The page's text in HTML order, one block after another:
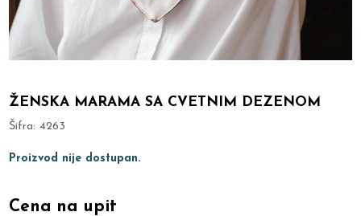
ŽENSKA MARAMA SA CVETNIM DEZENOM
Šifra:4263
Proizvod nije dostupan.
Cena na upit